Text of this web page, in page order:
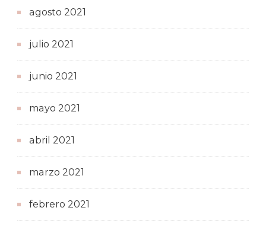
agosto 2021
julio 2021
junio 2021
mayo 2021
abril 2021
marzo 2021
febrero 2021